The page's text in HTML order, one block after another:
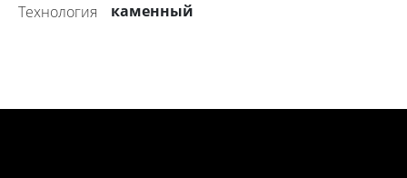
технология
каменный